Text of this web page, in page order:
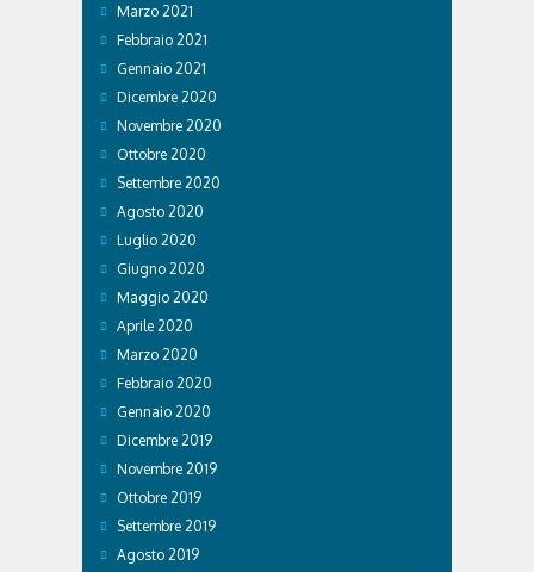
Marzo 2021
Febbraio 2021
Gennaio 2021
Dicembre 2020
Novembre 2020
Ottobre 2020
Settembre 2020
Agosto 2020
Luglio 2020
Giugno 2020
Maggio 2020
Aprile 2020
Marzo 2020
Febbraio 2020
Gennaio 2020
Dicembre 2019
Novembre 2019
Ottobre 2019
Settembre 2019
Agosto 2019